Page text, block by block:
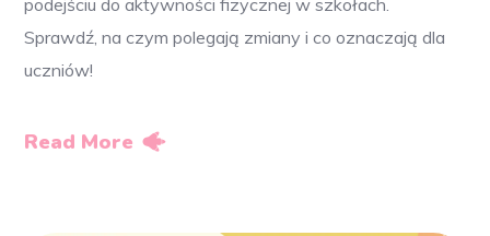
Sprawdź, na czym polegają zmiany i co oznaczają dla
uczniów!
Read More